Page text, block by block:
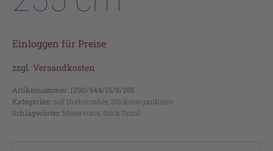
Einloggen für Preise
zzgl. Versandkosten
Artikelnummer: 1290/944/1S/8/255
Kategorien: auf Drehersable Stickereigardinen
Schlagwörter: Meterware StickTextil